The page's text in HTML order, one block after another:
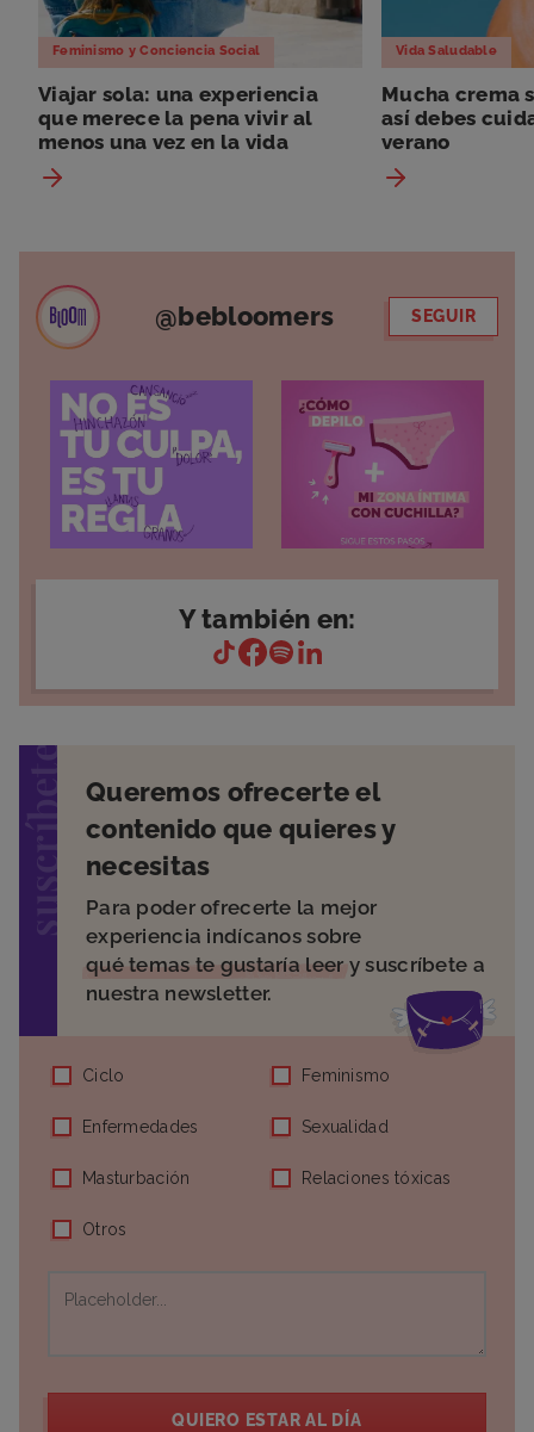
Feminismo y Conciencia Social
Viajar sola: una experiencia
que merece la pena vivir al
menos una vez en la vida
Vida Saludable
Mucha crema
así debes
verano
@bebloomers SEGUIR
Y también en:
Queremos ofrecerte el
contenido que quieres y
necesitas
Para poder ofrecerte la mejor
experiencia indícanos sobre
qué temas te gustaría leer y suscríbete a
nuestra newsletter.
Ciclo Feminismo
Enfermedades Sexualidad
Masturbación Relaciones tóxicas
Otros
QUIERO ESTAR AL DÍA